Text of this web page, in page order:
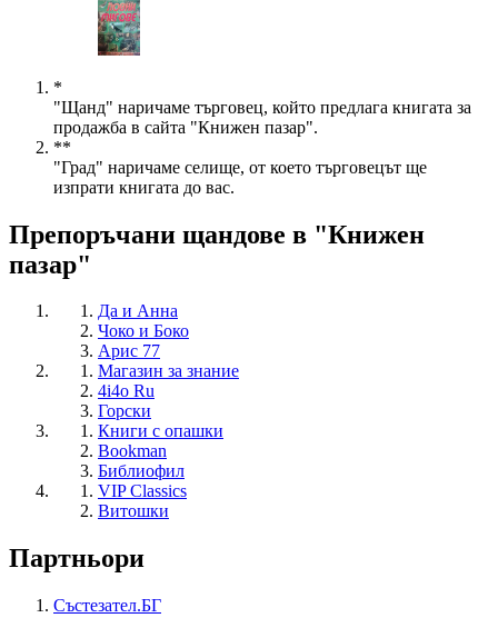
*
"Щанд" наричаме търговец, който предлага книгата за
продажба в сайта "Книжен пазар".
**
"Град" наричаме селище, от което търговецът ще
изпрати книгата до вас.
Препоръчани щандове в "Книжен
пазар"
Да и Анна
Чоко и Боко
Арис 77
Магазин за знание
4i4o Ru
Горски
Книги с опашки
Bookman
Библиофил
VIP Classics
Витошки
Партньори
Състезател.БГ